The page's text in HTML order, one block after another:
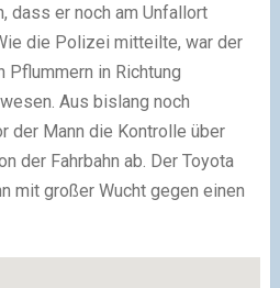
dass er noch am Unfallort
die Polizei mitteilte, war der
Pflummern in Richtung
Aus bislang noch
der Mann die Kontrolle über
der Fahrbahn ab. Der Toyota
mit großer Wucht gegen einen